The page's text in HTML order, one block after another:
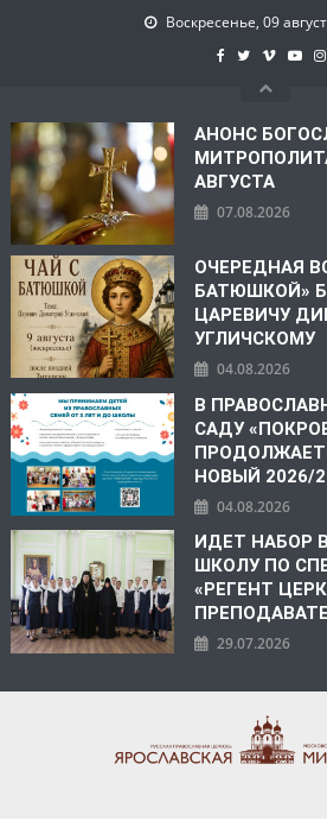
Воскресенье, 09
АНОНС
АВГУСТА
07.08.2026
ОЧЕРЕДНАЯ
БАТЮШКОЙ»
ЦАРЕВИЧУ
УГЛИЧСКОМУ
04.08.2026
В
САДУ
НОВЫЙ 2026/
04.08.2026
ИДЕТ НАБОР
ШКОЛУ ПО
«РЕГЕНТ
29.07.2026